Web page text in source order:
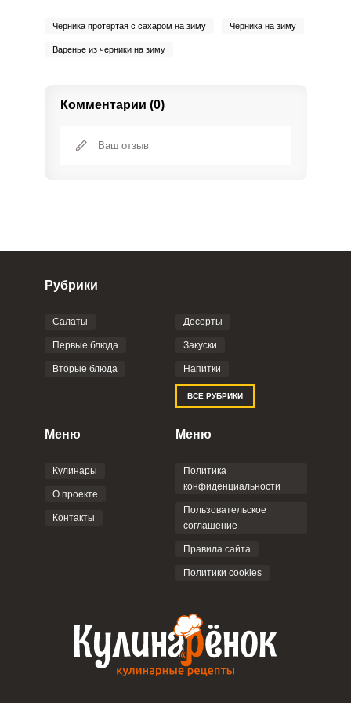
Черника протертая с сахаром на зиму Черника на зиму
Варенье из черники на зиму
Комментарии (0)
Фото до 4 шт, до 5 mb
Отправляя эту форму, вы соглашаетесь с
Политикой
Пользовательским
соглашением
Рубрики
Салаты
Первые блюда
Вторые блюда
Десерты
Закуски
Напитки
ВСЕ РУБРИКИ
Меню
Кулинары
О проекте
Контакты
Меню
Политика
конфиденциальности
Пользовательское
соглашение
Правила сайта
Политики cookies